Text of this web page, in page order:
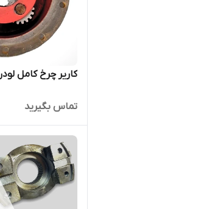
کاریر چرخ کامل لودر 957Z چانگلین
تماس بگیرید